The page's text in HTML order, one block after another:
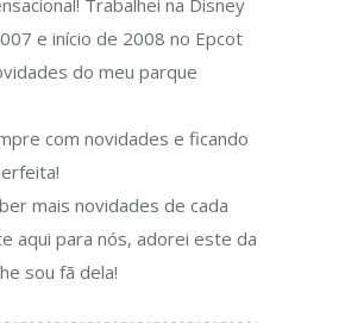
e início de 2008 no Epcot
do meu parque
com novidades e ficando
mais novidades de cada
aqui para nós, adorei este da
sou fã dela!